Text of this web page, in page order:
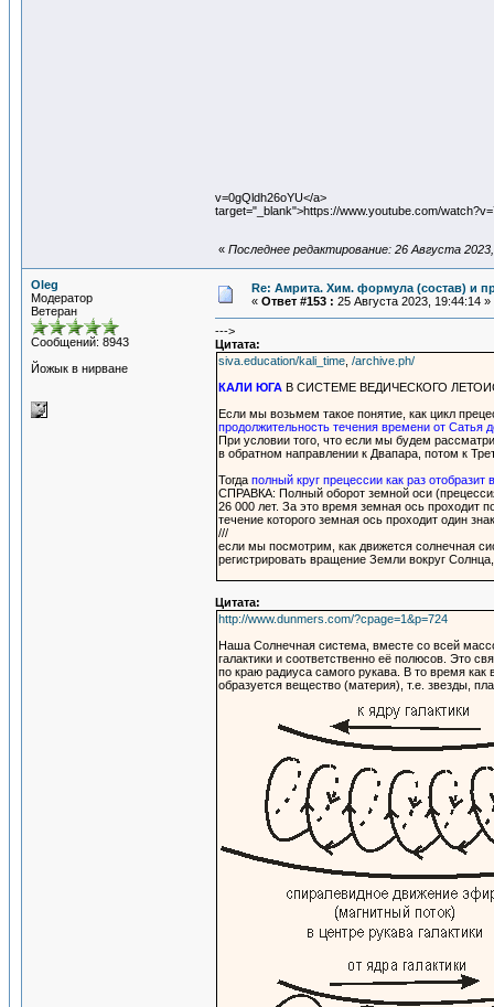
v=0gQldh26oYU</a>
target="_blank">https://www.youtube.com/
« Последнее редактирование: 26 Августа
Oleg
Модератор
Ветеран
Сообщений: 8943
Йожык в нирване
Re: Амрита. Хим. формула (состав) и
« Ответ #153 : 25 Августа 2023, 19:44:14 »
--->
Цитата:
siva.education/kali_time /archive.ph/
КАЛИ ЮГА В СИСТЕМЕ ВЕДИЧЕСКОГО
Если мы возьмем такое понятие, как цикл
продолжительность течения времени от Сатья
При условии того, что если мы будем
в обратном направлении к Двапара, потом к
Тогда полный круг прецессии как раз
СПРАВКА: Полный оборот земной оси
26 000 лет. За это время земная ось проходит
течение которого земная ось проходит один
///
если мы посмотрим, как движется солнечная
регистрировать вращение Земли вокруг
Цитата:
http://www.dunmers.com/?cpage=1&p=724
Наша Солнечная система, вместе со всей
галактики и соответственно её полюсов. Это
по краю радиуса самого рукава. В то время как
образуется вещество (материя), т.е. звезды,